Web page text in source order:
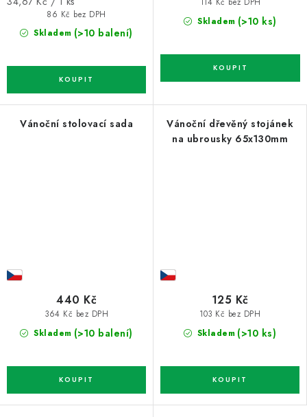
Skladem (>10 balení)
86 Kč bez DPH
Skladem (>10 ks)
Vánoční stolovací sada
Skladem (>10 balení)
364 Kč bez DPH
440 Kč
Vánoční dřevěný stojánek
na ubrousky 65x130mm
Skladem (>10 ks)
103 Kč bez DPH
125 Kč